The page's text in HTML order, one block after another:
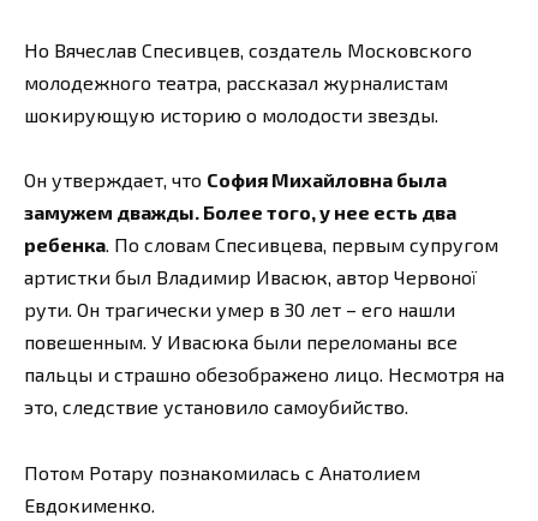
Но Вячеслав Спесивцев, создатель Московского
молодежного театра, рассказал журналистам
шокирующую историю о молодости звезды.
Он утверждает, что София Михайловна была
замужем дважды. Более того, у нее есть два
ребенка. По словам Спесивцева, первым супругом
артистки был Владимир Ивасюк, автор Червоної
рути. Он трагически умер в 30 лет – его нашли
повешенным. У Ивасюка были переломаны все
пальцы и страшно обезображено лицо. Несмотря на
это, следствие установило самоубийство.
Потом Ротару познакомилась с Анатолием
Евдокименко.